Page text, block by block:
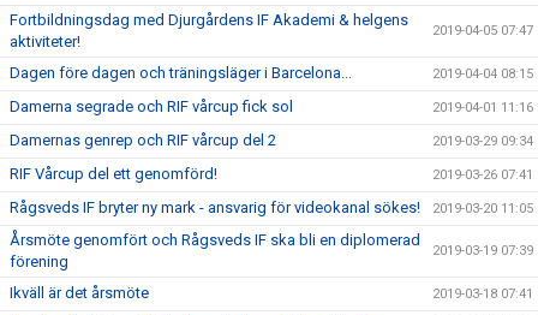
Fortbildningsdag med Djurgårdens IF Akademi & helgens
aktiviteter!
2019-04-05 07:47
Dagen före dagen och träningsläger i Barcelona... 2019-04-04 08:15
Damerna segrade och RIF vårcup fick sol 2019-04-01 11:16
Damernas genrep och RIF vårcup del 2 2019-03-29 09:34
RIF Vårcup del ett genomförd! 2019-03-26 07:41
Rågsveds IF bryter ny mark - ansvarig för videokanal sökes! 2019-03-20 11:05
Årsmöte genomfört och Rågsveds IF ska bli en diplomerad
förening
2019-03-19 07:39
Ikväll är det årsmöte 2019-03-18 07:41